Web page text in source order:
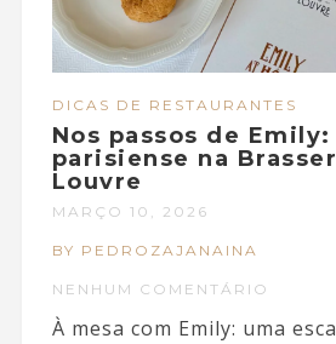
DICAS DE RESTAURANTES
Nos passos de
parisiense na
Louvre
MARÇO 10, 2026
BY PEDROZAJANAINA
NENHUM COMENTÁRIO
À mesa com Emily: uma